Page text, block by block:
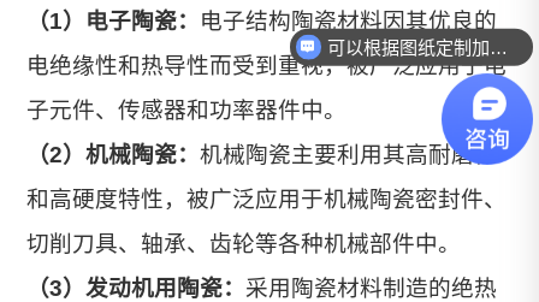
（1）电子陶瓷： 电子结构陶瓷材料因其优良的
电绝缘性和热导性而受到重视，被广泛应用于电
子元件、传感器和功率器件中。
（2）机械陶瓷：机械陶瓷主要利用其高耐磨性
和高硬度特性，被广泛应用于机械陶瓷密封件、
切削刀具、轴承、齿轮等各种机械部件中。
（3）发动机用陶瓷： 采用陶瓷材料制造的绝热